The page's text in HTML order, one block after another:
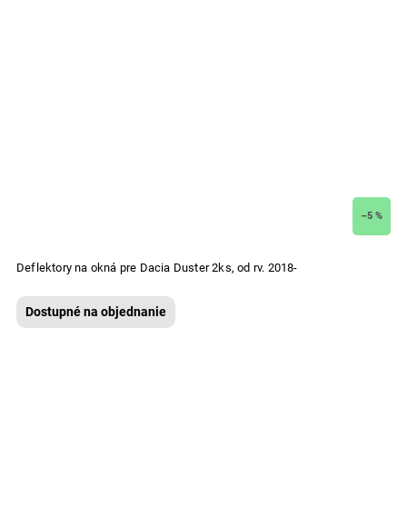
–5 %
Deflektory na okná pre Dacia Duster 2ks, od rv. 2018-
Dostupné na objednanie